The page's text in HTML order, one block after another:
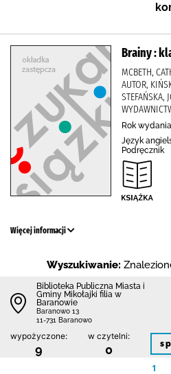
Brainy :
MCBETH,
AUTOR,
STEFAŃSKA,
Rok
Język
Podręcznik
Więcej informacji
Wyszukiwanie:
Biblioteka Publiczna Miasta i
Gminy Mikołajki filia w
Baranowie
Baranowo 13
11-731 Baranowo
wypożyczone:
9
w czytelni:
0
1